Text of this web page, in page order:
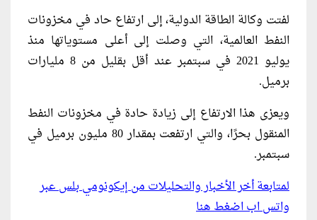
لفتت وكالة الطاقة الدولية، إلى ارتفاع حاد في مخزونات
النفط العالمية، التي وصلت إلى أعلى مستوياتها منذ
يوليو 2021 في سبتمبر عند أقل بقليل من 8 مليارات
برميل.
ويعزى هذا الارتفاع إلى زيادة حادة في مخزونات النفط
المنقول بحرًا، والتي ارتفعت بمقدار 80 مليون برميل في
سبتمبر.
لمتابعة أخر الأخبار والتحليلات من إيكونومي بلس عبر
واتس اب اضغط هنا